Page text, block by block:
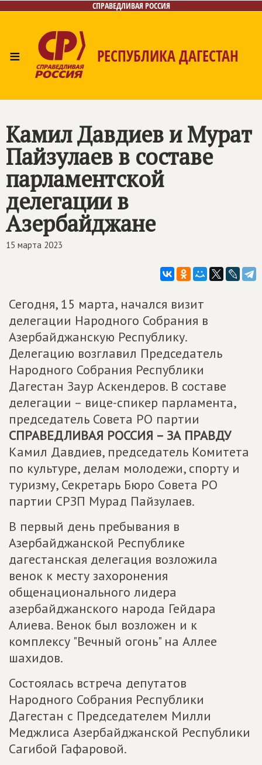
СПРАВЕДЛИВАЯ РОССИЯ
≡ РЕСПУБЛИКА ДАГЕСТАН
Камил Давдиев и Мурат
Пайзулаев в составе
парламентской
делегации в
Азербайджане
15 марта 2023
Сегодня, 15 марта, начался визит
делегации Народного Собрания в
Азербайджанскую Республику.
Делегацию возглавил Председатель
Народного Собрания Республики
Дагестан Заур Аскендеров. В составе
делегации – вице-спикер парламента,
председатель Совета РО партии
СПРАВЕДЛИВАЯ РОССИЯ – ЗА ПРАВДУ
Камил Давдиев, председатель Комитета
по культуре, делам молодежи, спорту и
туризму, Секретарь Бюро Совета РО
партии СРЗП Мурад Пайзулаев.
В первый день пребывания в
Азербайджанской Республике
дагестанская делегация возложила
венок к месту захоронения
общенационального лидера
азербайджанского народа Гейдара
Алиева. Венок был возложен и к
комплексу "Вечный огонь" на Аллее
шахидов.
Состоялась встреча депутатов
Народного Собрания Республики
Дагестан с Председателем Милли
Меджлиса Азербайджанской Республики
Сагибой Гафаровой.